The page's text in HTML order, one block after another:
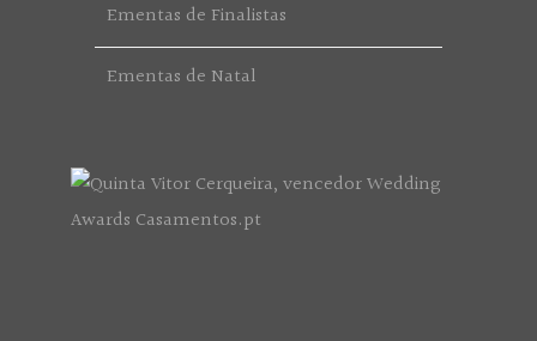
Ementas de Finalistas
Ementas de Natal